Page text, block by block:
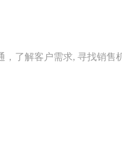
了解客户需求, 寻找销售